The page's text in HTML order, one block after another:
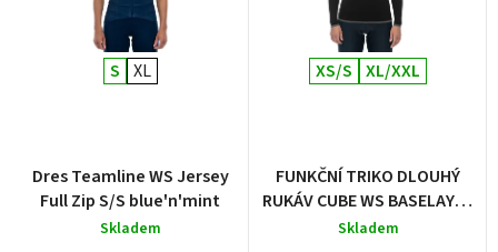
S XL
Dres Teamline WS Jersey
Full Zip S/S blue'n'mint
Skladem
XS/S XL/XXL
FUNKČNÍ TRIKO DLOUHÝ
RUKÁV CUBE WS BASELAYER
RACE BE WARM L/S
Skladem